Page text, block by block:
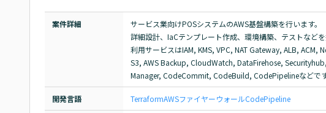
案件詳細
サービス業向けPOSシステムのAWS基盤構築を行います。
詳細設計、IaCテンプレート作成、環境構築、テストなどを
利用サービスはIAM, KMS, VPC, NAT Gateway, ALB,
S3, AWS Backup, CloudWatch, DataFirehose,
Manager, CodeCommit, CodeBuild, CodePipelineなどです
開発言語 TerraformAWSファイヤーウォールCodePipeline